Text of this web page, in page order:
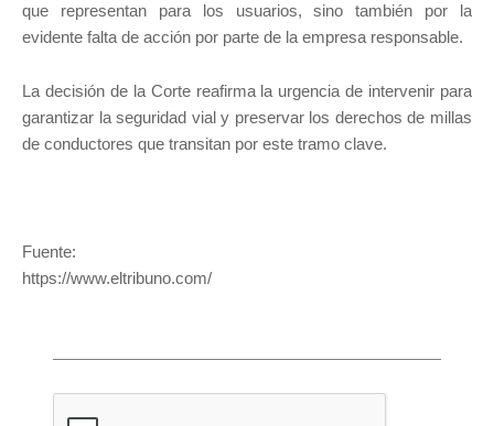
que representan para los usuarios, sino también por la
evidente falta de acción por parte de la empresa responsable.
La decisión de la Corte reafirma la urgencia de intervenir para
garantizar la seguridad vial y preservar los derechos de millas
de conductores que transitan por este tramo clave.
Fuente:
https://www.eltribuno.com/